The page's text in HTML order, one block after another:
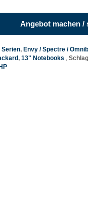
Angebot machen /
, Envy / Spectre /
, 13" Notebooks